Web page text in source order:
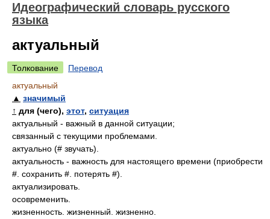
Идеографический словарь русского
языка
актуальный
Толкование
Перевод
актуальный
▲ значимый
↑ для (чего), этот, ситуация
актуальный - важный в данной ситуации;
связанный с текущими проблемами.
актуально (# звучать).
актуальность - важность для настоящего времени (приобрести
#. сохранить #. потерять #).
актуализировать.
осовременить.
жизненность. жизненный. жизненно.